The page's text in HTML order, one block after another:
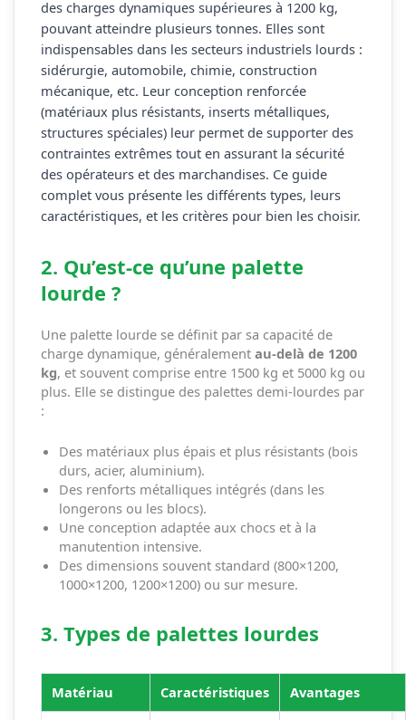
des charges dynamiques supérieures à 1200 kg,
pouvant atteindre plusieurs tonnes. Elles sont
indispensables dans les secteurs industriels lourds :
sidérurgie, automobile, chimie, construction
mécanique, etc. Leur conception renforcée
(matériaux plus résistants, inserts métalliques,
structures spéciales) leur permet de supporter des
contraintes extrêmes tout en assurant la sécurité
des opérateurs et des marchandises. Ce guide
complet vous présente les différents types, leurs
caractéristiques, et les critères pour bien les choisir.
2. Qu’est-ce qu’une palette
lourde ?
Une palette lourde se définit par sa capacité de
charge dynamique, généralement au-delà de 1200
kg, et souvent comprise entre 1500 kg et 5000 kg ou
plus. Elle se distingue des palettes demi-lourdes par
:
Des matériaux plus épais et plus résistants (bois
durs, acier, aluminium).
Des renforts métalliques intégrés (dans les
longerons ou les blocs).
Une conception adaptée aux chocs et à la
manutention intensive.
Des dimensions souvent standard (800×1200,
1000×1200, 1200×1200) ou sur mesure.
3. Types de palettes lourdes
Matériau Caractéristiques Avantages